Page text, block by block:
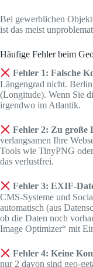
Bei gewerblichen
ist das meist
Häufige Fehler beim
Fehler 1: Falsche
Längengrad nicht.
(Longitude). Wenn Sie
irgendwo im Atlantik.
Fehler 2: Zu große
verlangsamen Ihre
Tools wie TinyPNG
das verlustfrei.
Fehler 3: EXIF-
CMS-Systeme und
automatisch (aus
ob die Daten noch
Image Optimizer“ mit
Fehler 4: Keine
nur 2 davon sind geo-